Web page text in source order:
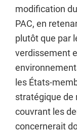
modification
PAC, en
plutôt que par
verdissement
les États-
stratégique de
couvrant les
concernerait